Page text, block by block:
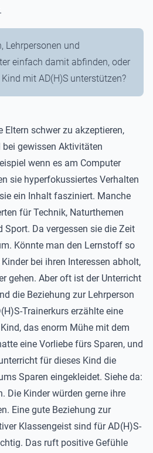
Lehrpersonen und
einfach damit abfinden, oder
mit AD(H)S unterstützen?
schwer zu akzeptieren,
gewissen Aktivitäten
wenn es am Computer
sie hyperfokussiertes Verhalten
ein Inhalt fasziniert. Manche
für Technik, Naturthemen
Sport. Da vergessen sie die Zeit
Könnte man den Lernstoff so
bei ihren Interessen abholt,
gehen. Aber oft ist der Unterricht
die Beziehung zur Lehrperson
Trainerkurs erzählte eine
das enorm Mühe mit dem
eine Vorliebe fürs Sparen, und
für dieses Kind die
Sparen eingekleidet. Siehe da:
Die Kinder würden gerne ihre
Eine gute Beziehung zur
Klassengeist sind für AD(H)S-
Das ruft positive Gefühle